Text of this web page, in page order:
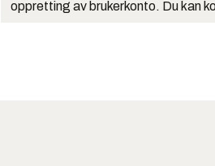
oppretting av brukerkonto. Du kan